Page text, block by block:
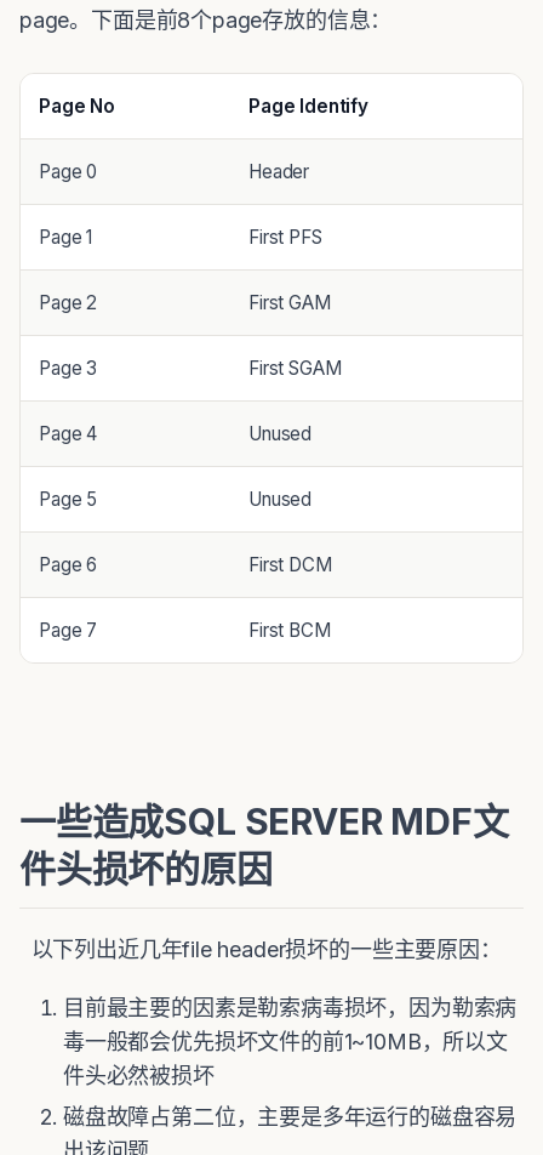
page。下面是前8个page存放的信息：
Page No Page Identify
Page 0 Header
Page 1 First PFS
Page 2 First GAM
Page 3 First SGAM
Page 4 Unused
Page 5 Unused
Page 6 First DCM
Page 7 First BCM
一些造成SQL SERVER MDF文
件头损坏的原因
以下列出近几年file header损坏的一些主要原因：
目前最主要的因素是勒索病毒损坏，因为勒索病
毒一般都会优先损坏文件的前1~10MB，所以文
件头必然被损坏
磁盘故障占第二位，主要是多年运行的磁盘容易